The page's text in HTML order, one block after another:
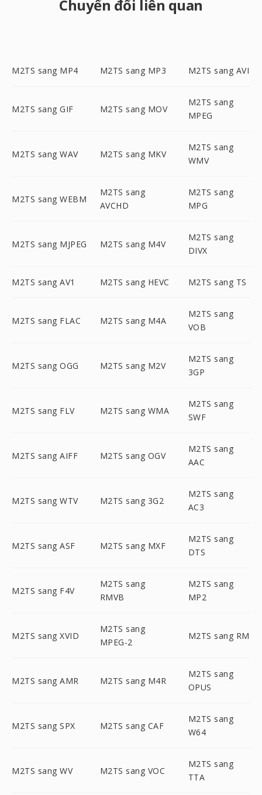
Chuyển đổi liên quan
M2TS sang MP4 M2TS sang MP3 M2TS sang AVI
M2TS sang GIF M2TS sang MOV
M2TS sang
MPEG
M2TS sang WAV M2TS sang MKV
M2TS sang
WMV
M2TS sang WEBM
M2TS sang
AVCHD
M2TS sang
MPG
M2TS sang MJPEG M2TS sang M4V
M2TS sang
DIVX
M2TS sang AV1 M2TS sang HEVC M2TS sang TS
M2TS sang FLAC M2TS sang M4A
M2TS sang
VOB
M2TS sang OGG M2TS sang M2V
M2TS sang
3GP
M2TS sang FLV M2TS sang WMA
M2TS sang
SWF
M2TS sang AIFF M2TS sang OGV
M2TS sang
AAC
M2TS sang WTV M2TS sang 3G2
M2TS sang
AC3
M2TS sang ASF M2TS sang MXF
M2TS sang
DTS
M2TS sang F4V
M2TS sang
RMVB
M2TS sang
MP2
M2TS sang XVID
M2TS sang
MPEG-2
M2TS sang RM
M2TS sang AMR M2TS sang M4R
M2TS sang
OPUS
M2TS sang SPX M2TS sang CAF
M2TS sang
W64
M2TS sang WV M2TS sang VOC
M2TS sang
TTA